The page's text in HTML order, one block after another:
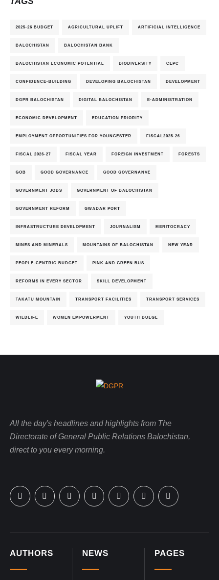
2025-26 BUDGET AGRICULTURAL UPLIFT ARTIFICIAL INTELLIGENCE
BALOCHISTAN BALOCHISTAN BANK
BALOCHISTAN ECONOMIC POTENTIAL BIODIVERSITY CEPC
CONFIDENCE-BUILDING DEVELOPING BALOCHISTAN DEVELOPMENT
DGPR BALOCHISTAN DIGITAL BALOCHISTAN E-ADMINISTRATION
ECONOMIC DEVELOPMENT EDUCATION PRIORITY
EMPLOYMENT OPPORTUNITIES FOR YOUNGESTER FISCAL2025-26
FISCAL 2026-27 FISCAL YEAR FOREIGN INVESTMENT FORESTS
GOB GOOD GOVERNANCE GOOD GOVERNANVE
GOVERNMENT JOBS GOVERNMENT OF BALOCHISTAN
GOVERNMENT REFORM GWADAR PORT
INFRASTRUCTURE DEVELOPMENT JOURNALISM MERITOCRACY
MINES AND MINERALS MOUNTAINS OF BALOCHISTAN NEW YEAR
PEOPLE-CENTRIC BUDGET PINK AND GREEN BUS
REFORMS IN EVERY SECTOR SKILL DEVELOPMENT
TAKATU MOUNTAIN TRANSPORT FACILITIES TRANSPORT SERVICES
WILDLIFE WOMEN EMPOWERMENT YOUTH BULGE
PAGES
NEWS
AUTHORS
All the day's headlines and highlights from The
Directorate of General Public Relations Balochistan,
direct to you every morning.